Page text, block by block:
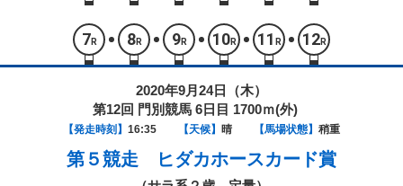
7 R 8R 9R 10R 11 R 12R
2020年9月24日（木）
第12回 門別競馬 6日目 1700ｍ(外)
【発走時刻】 16:35 【天候】 晴 【馬場状態】 稍重
第５競走 ヒダカホースカード賞